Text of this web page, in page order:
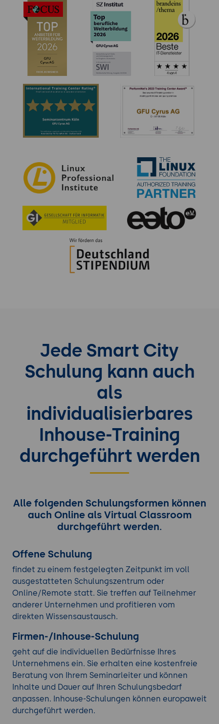
Jede Smart City
Schulung kann auch
als
individualisierbares
Inhouse-Training
durchgeführt werden
Alle folgenden Schulungsformen können
auch Online als Virtual Classroom
durchgeführt werden.
Offene Schulung
findet zu einem festgelegten Zeitpunkt im voll
ausgestatteten Schulungszentrum oder
Online/Remote statt. Sie treffen auf Teilnehmer
anderer Unternehmen und profitieren vom
direkten Wissensaustausch.
Firmen-/Inhouse-Schulung
geht auf die individuellen Bedürfnisse Ihres
Unternehmens ein. Sie erhalten eine kostenfreie
Beratung von Ihrem Seminarleiter und können
Inhalte und Dauer auf Ihren Schulungsbedarf
anpassen. Inhouse-Schulungen können europaweit
durchgeführt werden.